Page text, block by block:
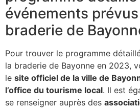
événements
braderie de
Pour trouver le programme
la braderie de Bayonne en 2023,
le site officiel de la ville de
l’office du tourisme local. Il est
se renseigner auprès des